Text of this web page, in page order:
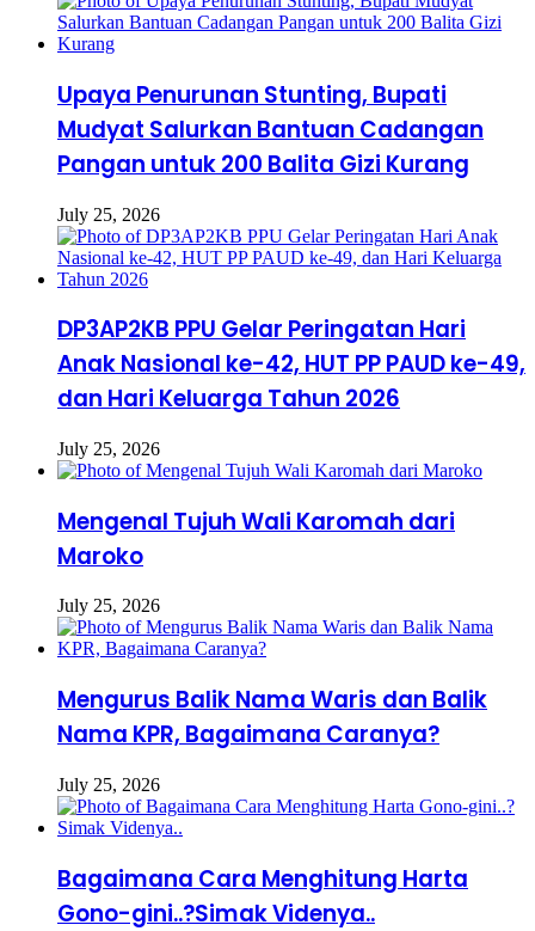
Upaya Penurunan Stunting, Bupati
Mudyat Salurkan Bantuan Cadangan
Pangan untuk 200 Balita Gizi Kurang
July 25, 2026
DP3AP2KB PPU Gelar Peringatan Hari
Anak Nasional ke-42, HUT PP PAUD ke-49,
dan Hari Keluarga Tahun 2026
July 25, 2026
Mengenal Tujuh Wali Karomah dari
Maroko
July 25, 2026
Mengurus Balik Nama Waris dan Balik
Nama KPR, Bagaimana Caranya?
July 25, 2026
Bagaimana Cara Menghitung Harta
Gono-gini..?Simak Videnya..